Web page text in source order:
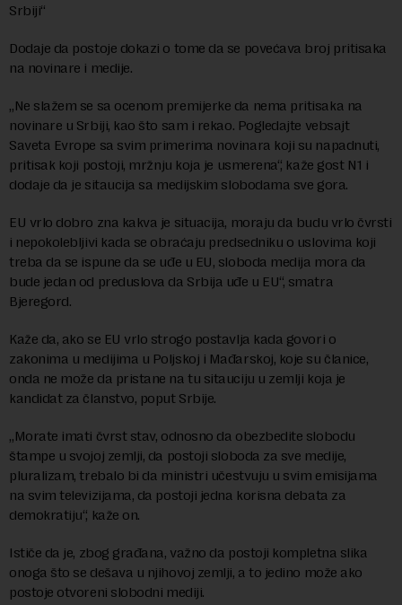
Srbiji“
Dodaje da postoje dokazi o tome da se povećava broj pritisaka
na novinare i medije.
„Ne slažem se sa ocenom premijerke da nema pritisaka na
novinare u Srbiji, kao što sam i rekao. Pogledajte vebsajt
Saveta Evrope sa svim primerima novinara koji su napadnuti,
pritisak koji postoji, mržnju koja je usmerena“, kaže gost N1 i
dodaje da je sitaucija sa medijskim slobodama sve gora.
EU vrlo dobro zna kakva je situacija, moraju da budu vrlo čvrsti
i nepokolebljivi kada se obraćaju predsedniku o uslovima koji
treba da se ispune da se uđe u EU, sloboda medija mora da
bude jedan od preduslova da Srbija uđe u EU“, smatra
Bjeregord.
Kaže da, ako se EU vrlo strogo postavlja kada govori o
zakonima u medijima u Poljskoj i Mađarskoj, koje su članice,
onda ne može da pristane na tu sitauciju u zemlji koja je
kandidat za članstvo, poput Srbije.
„Morate imati čvrst stav, odnosno da obezbedite slobodu
štampe u svojoj zemlji, da postoji sloboda za sve medije,
pluralizam, trebalo bi da ministri učestvuju u svim emisijama
na svim televizijama, da postoji jedna korisna debata za
demokratiju“, kaže on.
Ističe da je, zbog građana, važno da postoji kompletna slika
onoga što se dešava u njihovoj zemlji, a to jedino može ako
postoje otvoreni slobodni mediji.